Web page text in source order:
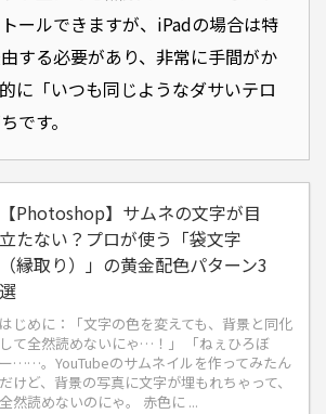
ールできますが、iPadの場合は特
する必要があり、非常に手間がか
に「いつも同じようなダサいテロ
です。
【Photoshop】サムネの文字が目
立たない？プロが使う「袋文字
（縁取り）」の黄金配色パターン3
選
はじめに：「文字の色を変えても、背景と同化
して全然読めないにゃ…！」 「ねぇひろぼ
ー……。YouTubeのサムネイルを作ってみたん
だけど、背景の写真に文字が埋もれちゃって、
全然読めないのにゃ。 赤色に ...